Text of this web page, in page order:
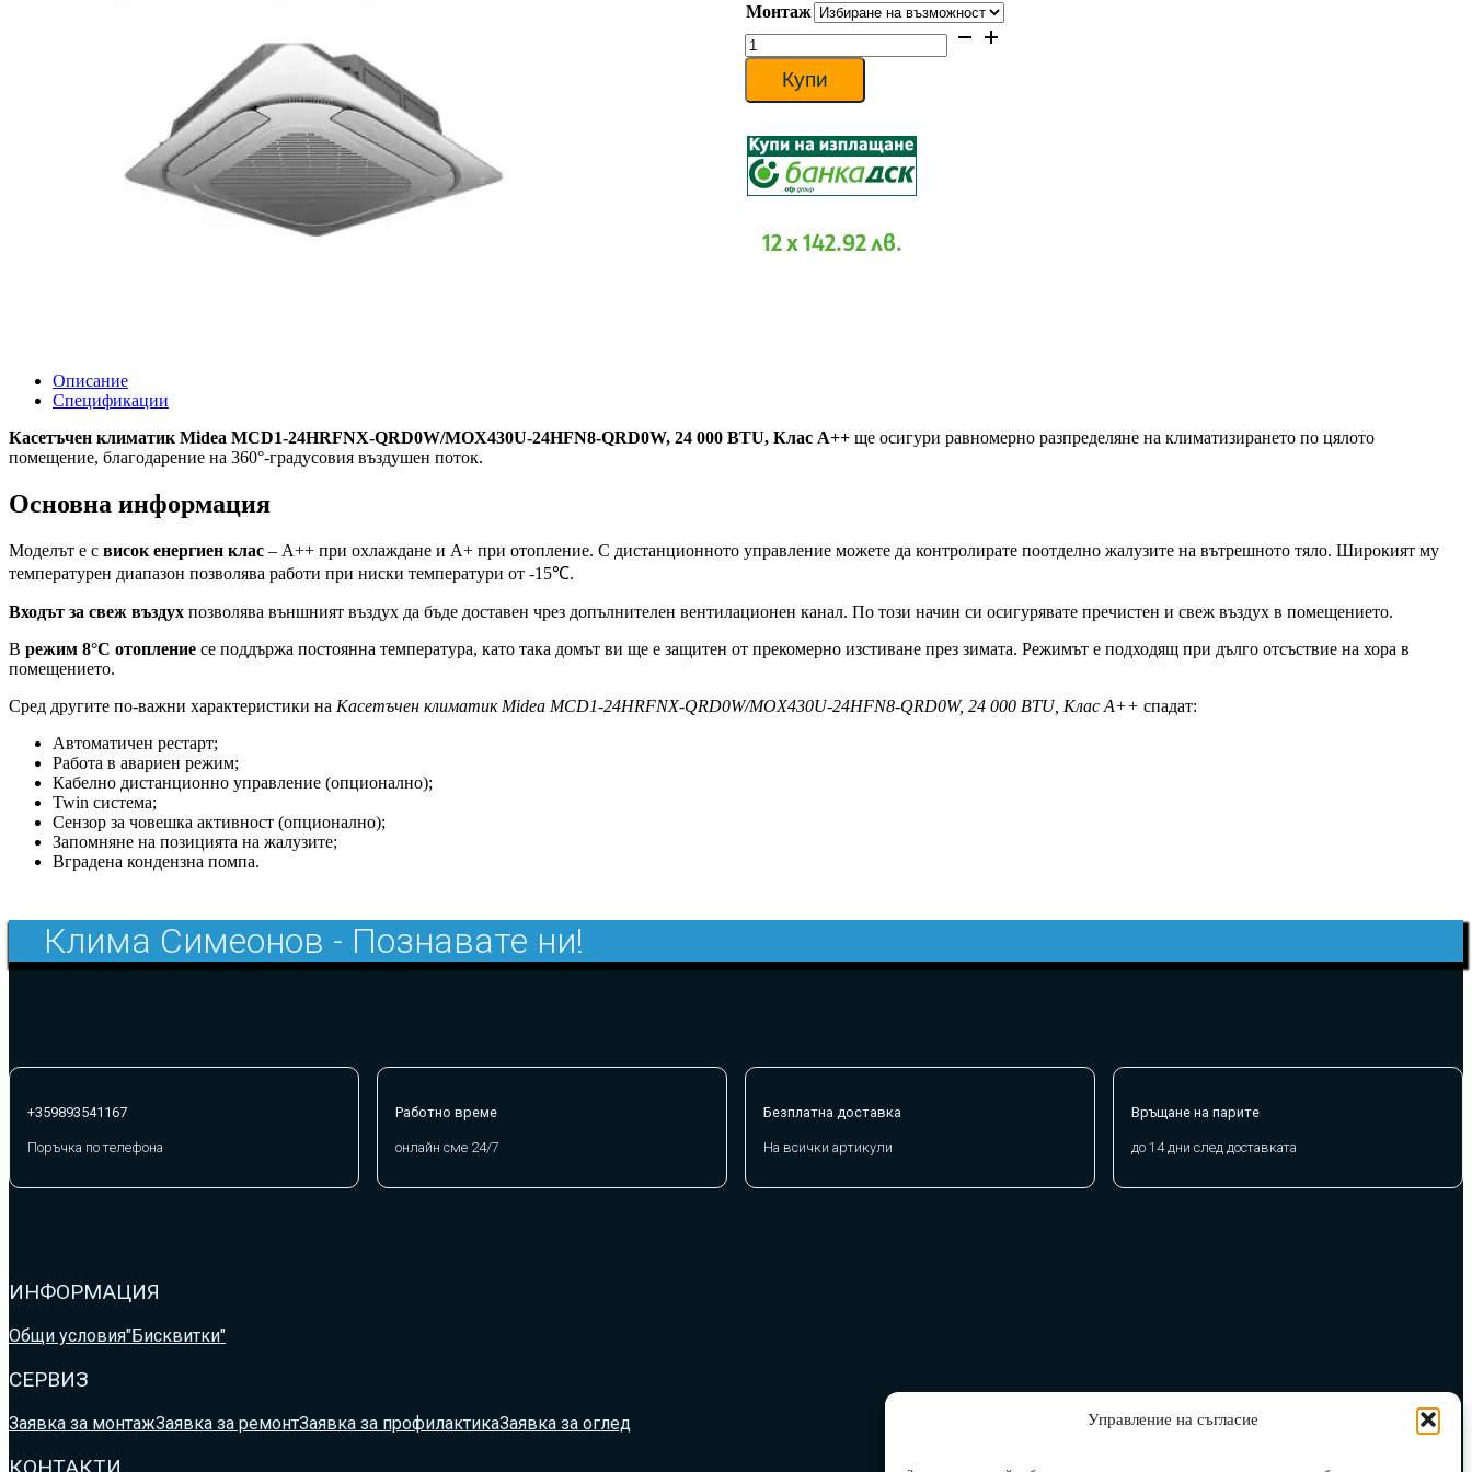
Управление на съгласие
1
498 €
Монтаж
количество
за
Касетъчен
климатик
24HRFNX-
QRD0W/MOX430U-
24HFN8-
000
Купи
12 x 142.92 лв.
Описание
Спецификации
Касетъчен климатик Midea MCD1-24HRFNX-QRD0W/MOX430U-24HFN8-QRD0W, 24 000 BTU, Клас А++ ще осигури равномерно разпределяне на климатизирането по цялото
помещение, благодарение на 360°-градусовия въздушен поток.
Основна информация
Моделът е с висок енергиен клас – А++ при охлаждане и А+ при отопление. С дистанционното управление можете да контролирате поотделно жалузите на вътрешното тяло. Широкият му
температурен диапазон позволява работи при ниски температури от -15℃.
Входът за свеж въздух позволява външният въздух да бъде доставен чрез допълнителен вентилационен канал. По този начин си осигурявате пречистен и свеж въздух в помещението.
В режим 8°C отопление се поддържа постоянна температура, като така домът ви ще е защитен от прекомерно изстиване през зимата. Режимът е подходящ при дълго отсъствие на хора в
помещението.
Сред другите по-важни характеристики на Касетъчен климатик Midea MCD1-24HRFNX-QRD0W/MOX430U-24HFN8-QRD0W, 24 000 BTU, Клас А++ спадат:
Автоматичен рестарт;
Работа в авариен режим;
Кабелно дистанционно управление (опционално);
Twin система;
Сензор за човешка активност (опционално);
Запомняне на позицията на жалузите;
Вградена кондензна помпа.
Клима Симеонов - Познавате ни!
+359893541167
Поръчка по телефона
Работно време
онлайн сме 24/7
Безплатна доставка
На всички артикули
Връщане на парите
до 14 дни след доставката
ИНФОРМАЦИЯ
Общи условия"Бисквитки"
СЕРВИЗ
Заявка за монтажЗаявка за ремонтЗаявка за профилактикаЗаявка за оглед